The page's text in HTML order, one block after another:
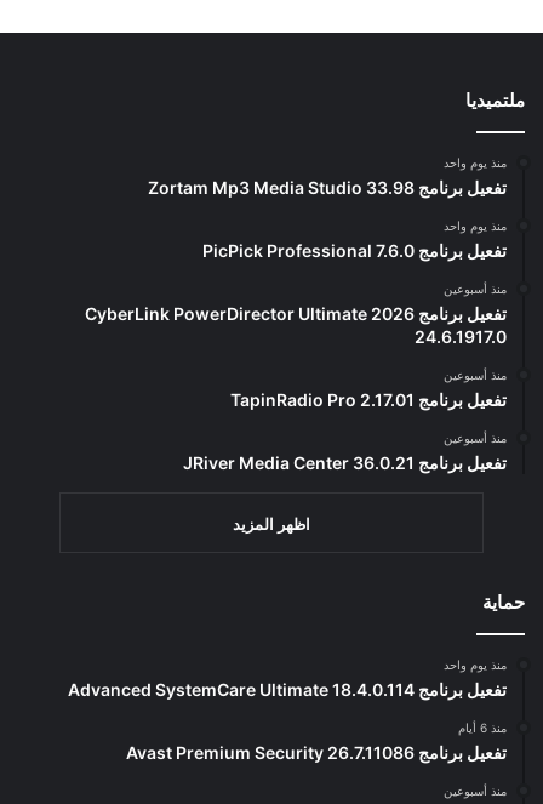
ملتميديا
منذ يوم واحد
تفعيل برنامج Zortam Mp3 Media Studio 33.98
منذ يوم واحد
تفعيل برنامج PicPick Professional 7.6.0
منذ أسبوعين
تفعيل برنامج CyberLink PowerDirector Ultimate 2026
24.6.1917.0
منذ أسبوعين
تفعيل برنامج TapinRadio Pro 2.17.01
منذ أسبوعين
تفعيل برنامج JRiver Media Center 36.0.21
اظهر المزيد
حماية
منذ يوم واحد
تفعيل برنامج Advanced SystemCare Ultimate 18.4.0.114
منذ 6 أيام
تفعيل برنامج Avast Premium Security 26.7.11086
منذ أسبوعين